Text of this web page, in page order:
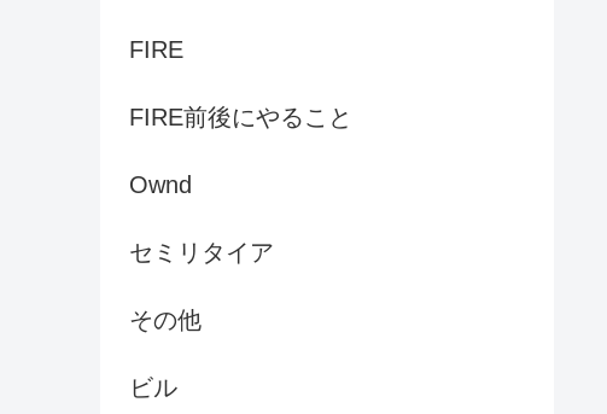
FIRE
FIRE前後にやること
Ownd
セミリタイア
その他
ビル